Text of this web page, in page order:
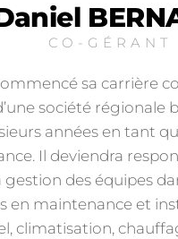
CO-GÉRANT
sa carrière
société régionale
années en tant
Il deviendra
gestion des équipes
en maintenance et
climatisation,